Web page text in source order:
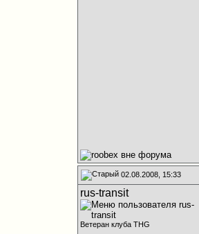
02.08.2008, 15:33
rus-transit
Ветеран клуба THG